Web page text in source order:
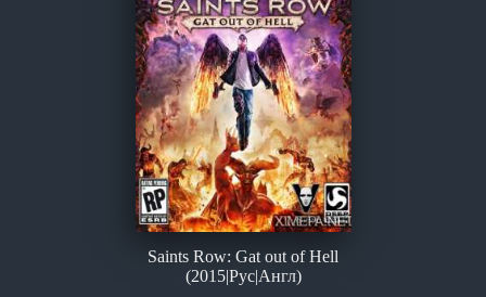
Saints Row: Gat out of Hell
(2015|Рус|Англ)